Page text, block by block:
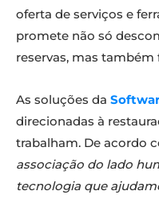
oferta de serviços e
promete não só
reservas, mas
As soluções da
direcionadas à
trabalham. De acordo
associação do lado
tecnologia que